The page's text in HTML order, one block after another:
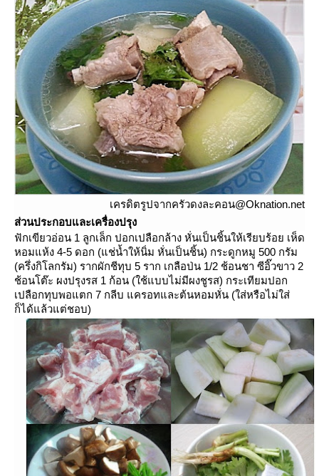
เครดิตรูปจากครัวดงละคอน@Oknation.net
ส่วนประกอบและเครื่องปรุง
ฟักเขียวอ่อน 1 ลูกเล็ก ปอกเปลือกล้าง หั่นเป็นชิ้นให้เรียบร้อย เห็ด
หอมแห้ง 4-5 ดอก (แช่น้ำให้นิ่ม หั่นเป็นชิ้น) กระดูกหมู 500 กรัม
(ครึ่งกิโลกรัม) รากผักชีทุบ 5 ราก เกลือป่น 1/2 ช้อนชา ซีอิ๊วขาว 2
ช้อนโต๊ะ ผงปรุงรส 1 ก้อน (ใช้แบบไม่มีผงชูรส) กระเทียมปอก
เปลือกทุบพอแตก 7 กลีบ แครอทและต้นหอมหั่น (ใส่หรือไม่ใส่
ก็ได้แล้วแต่ชอบ)